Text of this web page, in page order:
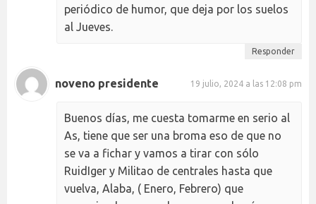
periódico de humor, que deja por los suelos
al Jueves.
Responder
noveno presidente 19 julio, 2024 a las 12:08 pm
Buenos días, me cuesta tomarme en serio al
As, tiene que ser una broma eso de que no
se va a fichar y vamos a tirar con sólo
RuidIger y Militao de centrales hasta que
vuelva, Alaba, ( Enero, Febrero) que